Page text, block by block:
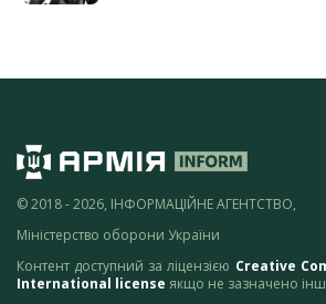
© 2018 - 2026, ІНФОРМАЦІЙНЕ АГЕНТСТВО,
Міністерство оборони України
Контент доступний за ліцензією Creative
International license якщо не зазначено